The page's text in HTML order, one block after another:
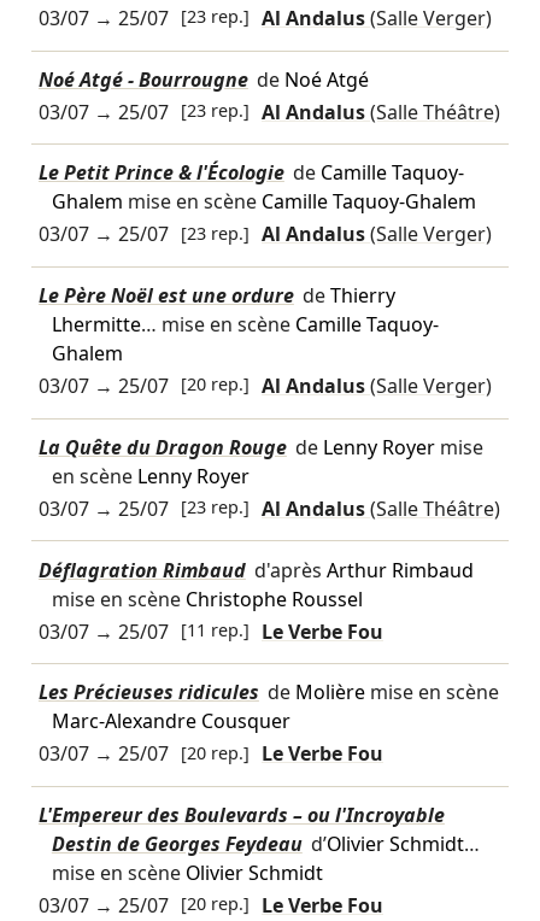
03/07→ 25/07 [23 rep.] Al Andalus(Salle Verger)
Noé Atgé - Bourrougne de Noé Atgé
03/07→ 25/07 [23 rep.] Al Andalus(Salle Théâtre)
Le Petit Prince & l'Écologie de Camille Taquoy-
Ghalem mise en scène Camille Taquoy-Ghalem
03/07→ 25/07 [23 rep.] Al Andalus(Salle Verger)
Le Père Noël est une ordure deThierry
Lhermitte… mise en scène Camille Taquoy-
Ghalem
03/07→ 25/07 [20 rep.] Al Andalus(Salle Verger)
La Quête du Dragon Rouge de Lenny Royermise
en scène Lenny Royer
03/07→ 25/07 [23 rep.] Al Andalus(Salle Théâtre)
Déflagration Rimbaud d'après Arthur Rimbaud
mise en scène Christophe Roussel
03/07→ 25/07 [11 rep.] Le Verbe Fou
Les Précieuses ridicules de Molièremise en scène
Marc-Alexandre Cousquer
03/07→ 25/07 [20 rep.] Le Verbe Fou
L'Empereur des Boulevards – ou l'Incroyable
Destin de Georges Feydeau d’Olivier Schmidt…
mise en scène Olivier Schmidt
03/07→ 25/07 [20 rep.] Le Verbe Fou